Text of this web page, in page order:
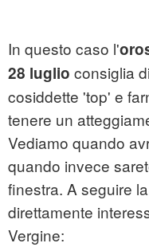
In questo caso l'
28 luglio consiglia
cosiddette 'top' e
tenere un
Vediamo quando
quando invece
finestra. A seguire
direttamente
Vergine: